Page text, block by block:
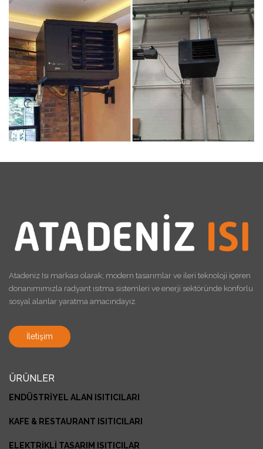
Atadeniz Isı markası olarak; modern tasarımlar ve ileri teknoloji içeren
donanımımızla radyant ısıtma sistemleri ve enerji sektöründe konforlu
sosyal alanlar yaratma amacındayız.
İletişim
ÜRÜNLER
ENDÜSTRİYEL ALAN ISITICILARI
KAFE & RESTAURANT ISITICILARI
ELEKTRİKLİ TASARIM ISITICILAR